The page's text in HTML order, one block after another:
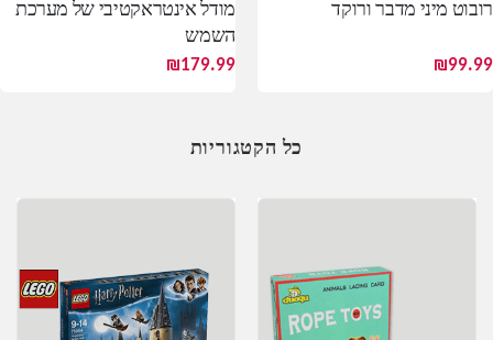
רובוט מיני מדבר ורוקד
₪99.99
מודל אינטראקטיבי של מערכת
השמש
₪179.99
כל הקטגוריות